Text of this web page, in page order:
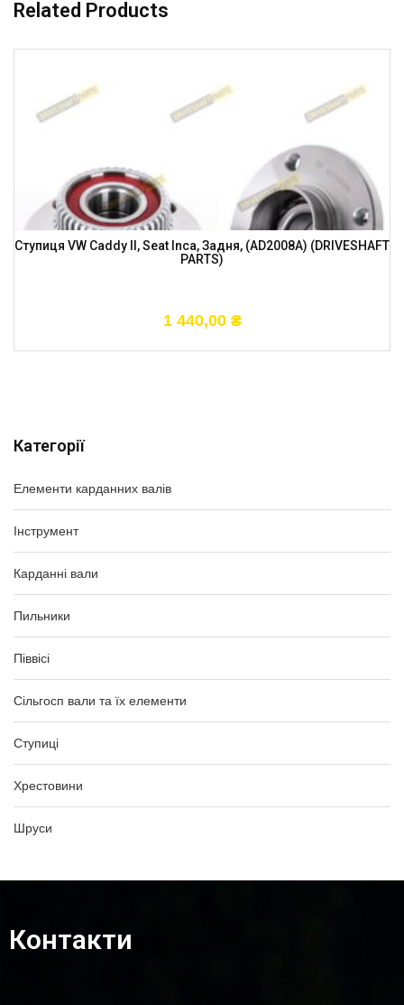
Категорії
Елементи карданних валів
Інструмент
Карданні вали
Пильники
Піввісі
Сільгосп вали та їх елементи
Ступиці
Хрестовини
Шруси
Related Products
Ступиця VW Caddy II, Seat Inca, Задня, (AD2008A) (DRIVESHAFT
PARTS)
1 440,00 ₴
Контакти